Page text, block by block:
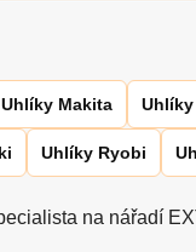
Uhlíky Makita Uhlíky
Uhlíky Ryobi
na nářadí